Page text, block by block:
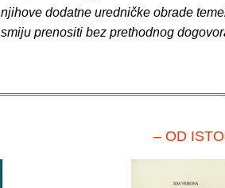
njihove dodatne uredničke obrade
smiju prenositi bez prethodnog
– OD